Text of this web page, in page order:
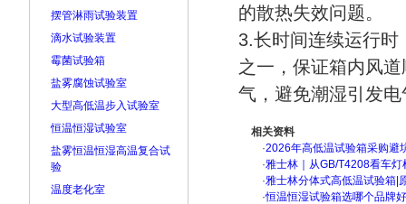
摆管淋雨试验装置
滴水试验装置
霉菌试验箱
盐雾腐蚀试验室
大型高低温步入试验室
恒温恒湿试验室
盐雾恒温恒湿高温复合试
验
温度老化室
的散热失效问题。
3.长时间连续运行
之一，保证箱内风
气，避免潮湿引发
相关资料
·2026年高低温试验箱采购
·雅士林｜从GB/T4208看车
·雅士林分体式高低温试验箱|
·恒温恒湿试验箱选哪个品牌